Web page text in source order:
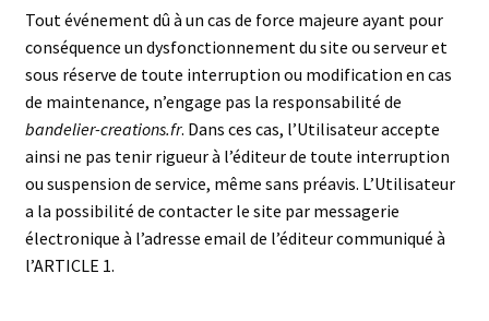
Tout événement dû à un cas de force majeure ayant pour
conséquence un dysfonctionnement du site ou serveur et
sous réserve de toute interruption ou modification en cas
de maintenance, n’engage pas la responsabilité de
bandelier-creations.fr. Dans ces cas, l’Utilisateur accepte
ainsi ne pas tenir rigueur à l’éditeur de toute interruption
ou suspension de service, même sans préavis. L’Utilisateur
a la possibilité de contacter le site par messagerie
électronique à l’adresse email de l’éditeur communiqué à
l’ARTICLE 1.